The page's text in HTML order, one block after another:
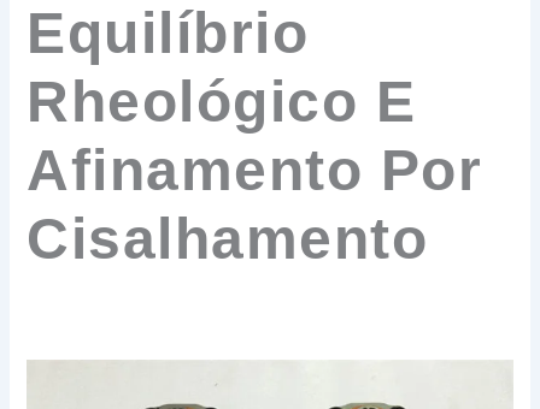
Equilíbrio
Rheológico E
Afinamento Por
Cisalhamento